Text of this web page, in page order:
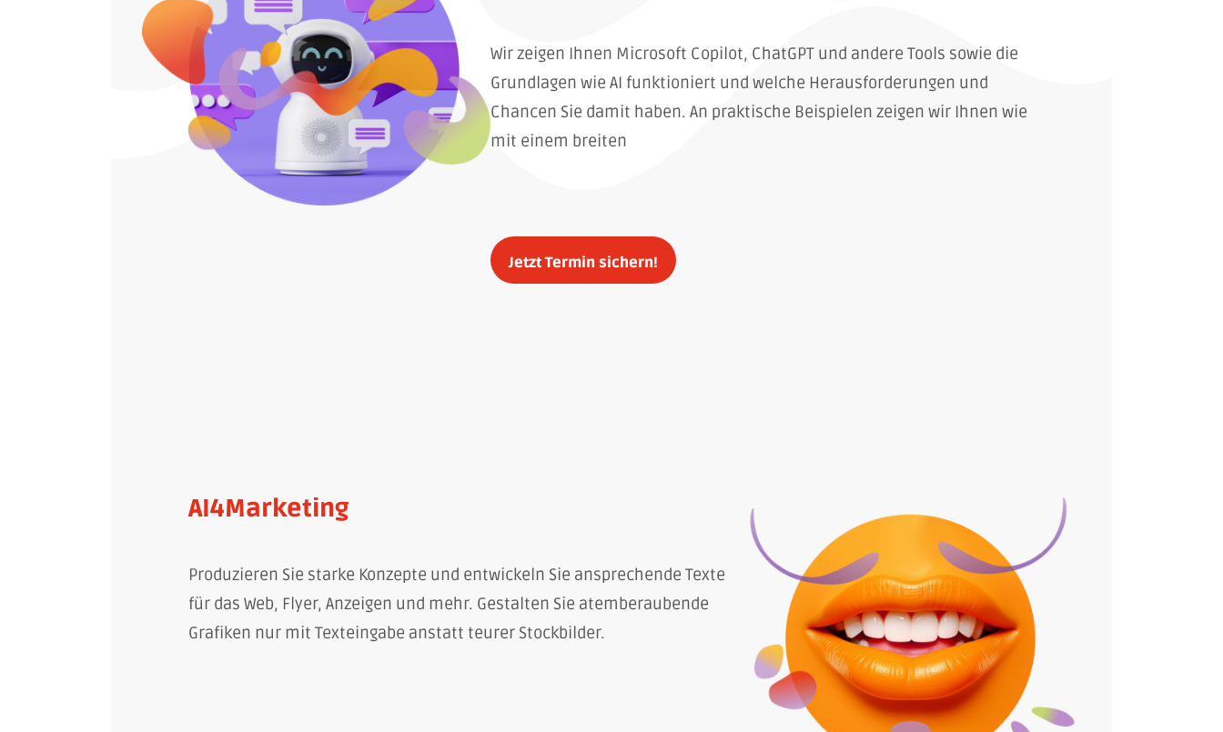
Wir zeigen Ihnen Microsoft Copilot, ChatGPT und andere Tools sowie die
Grundlagen wie AI funktioniert und welche Herausforderungen und
Chancen Sie damit haben. An praktische Beispielen zeigen wir Ihnen wie
mit einem breiten
Jetzt Termin sichern!
AI4Marketing
Produzieren Sie starke Konzepte und entwickeln Sie ansprechende Texte
für das Web, Flyer, Anzeigen und mehr. Gestalten Sie atemberaubende
Grafiken nur mit Texteingabe anstatt teurer Stockbilder.